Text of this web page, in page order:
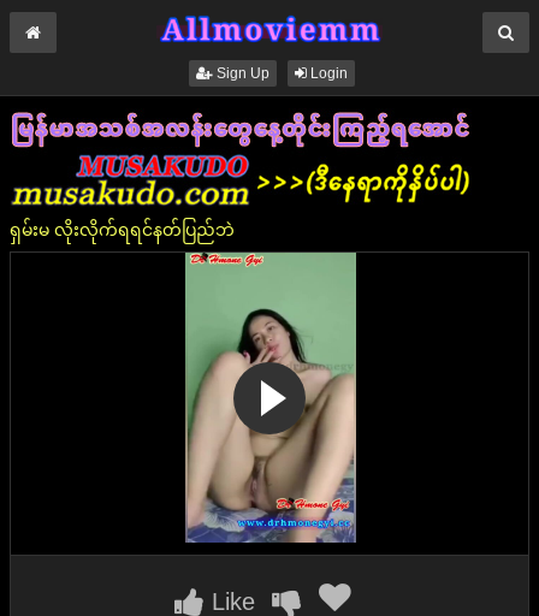
Sign Up Login
ရှမ်းမ လိုးလိုက်ရရင်နတ်ပြည်ဘဲ
Like